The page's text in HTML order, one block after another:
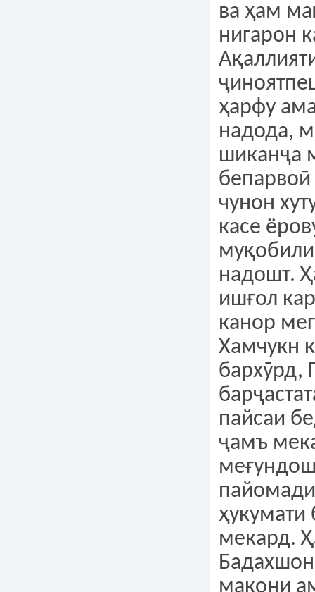
ва ҳам
нигарон
ҳарфу
надода,
шиканҷа
чунон
касе
надошт.
ишғол
канор
Хамчукн
бархӯрд,
пайсаи
ҷамъ
ҳукумати
мекард.
макони